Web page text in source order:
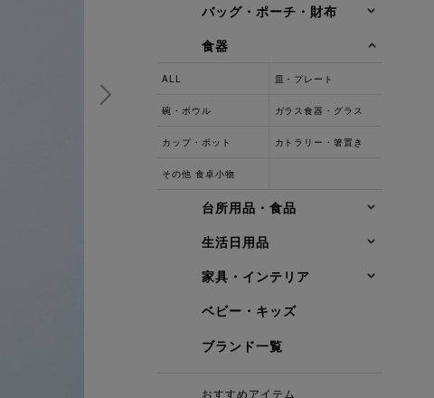
バッグ・ポーチ・財布
食器
ALL 皿・プレート
碗・ボウル ガラス食器・グラス
カップ・ポット カトラリー・箸置き
その他 食卓小物
台所用品・食品
生活日用品
家具・インテリア
ベビー・キッズ
ブランド一覧
おすすめアイテム